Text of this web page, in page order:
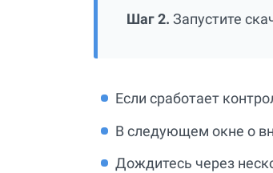
Шаг 2. Запустите
Если сработает
В следующем окне о
Дождитесь через